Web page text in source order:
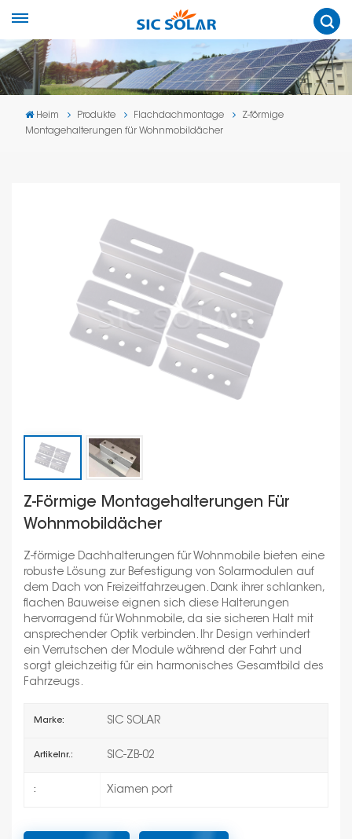
Heim Produkte Flachdachmontage
Z-förmige
Montagehalterungen für Wohnmobildächer
Z-Förmige Montagehalterungen Für
Wohnmobildächer
Z-förmige Dachhalterungen für Wohnmobile bieten eine
robuste Lösung zur Befestigung von Solarmodulen auf
dem Dach von Freizeitfahrzeugen. Dank ihrer schlanken,
flachen Bauweise eignen sich diese Halterungen
hervorragend für Wohnmobile, da sie sicheren Halt mit
ansprechender Optik verbinden. Ihr Design verhindert
ein Verrutschen der Module während der Fahrt und
sorgt gleichzeitig für ein harmonisches Gesamtbild des
Fahrzeugs.
Marke: SIC SOLAR
Artikelnr.: SIC-ZB-02
: Xiamen port